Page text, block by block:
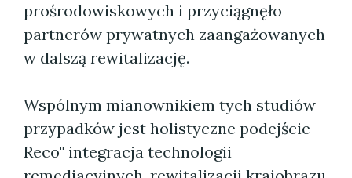
prośrodowiskowych i przyciągnęło
partnerów prywatnych zaangażowanych
w dalszą rewitalizację.
Wspólnym mianownikiem tych studiów
przypadków jest holistyczne podejście
Reco" integracja technologii